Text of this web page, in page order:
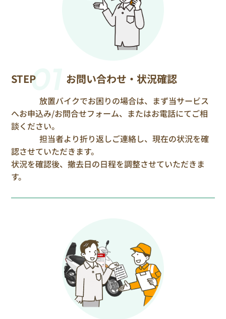
STEP01
お問い合わせ・状況確認
放置バイクでお困りの場合は、まず当サービス
へお申込み/お問合せフォーム、またはお電話にてご相
談ください。
担当者より折り返しご連絡し、現在の状況を確
認させていただきます。
状況を確認後、撤去日の日程を調整させていただきま
す。